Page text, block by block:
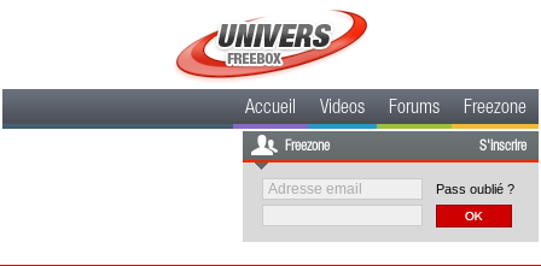
Accueil Videos Forums Freezone
Freezone S'inscrire
Pass oublié ?